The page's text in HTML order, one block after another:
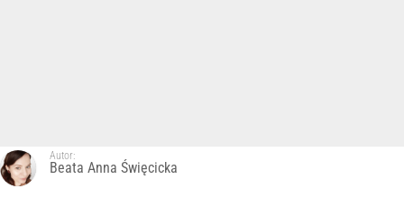
Autor:
Beata Anna Święcicka